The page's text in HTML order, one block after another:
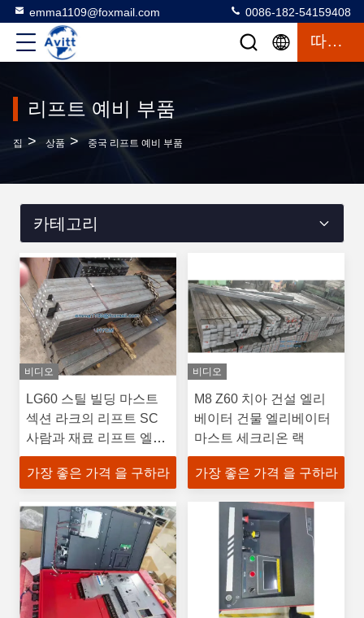
emma1109@foxmail.com 0086-182-54159408
따옴표
리프트 예비 부품
집 > 상품 > 중국 리프트 예비 부품
카테고리
비디오
LG60 스틸 빌딩 마스트
섹션 라크의 리프트 SC
사람과 재료 리프트 엘리
베이터
가장 좋은 가격 을 구하라
비디오
M8 Z60 치아 건설 엘리
베이터 건물 엘리베이터
마스트 세크리온 랙
가장 좋은 가격 을 구하라